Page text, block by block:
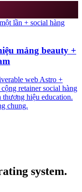
lần + social hàng
mảng beauty +
web Astro +
retainer social hàng
hiệu education.
chung.
system.